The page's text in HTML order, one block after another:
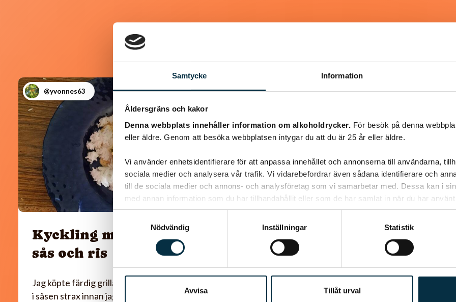
Samtycke Information
Åldersgräns och kakor
Denna webbplats innehåller information om alkoholdrycker. För besök på denna
eller äldre. Genom att besöka webbplatsen intygar du att du är 25 år eller äldre.
Vi använder enhetsidentifierare för att anpassa innehållet och annonserna till användarna,
sociala medier och analysera vår trafik. Vi vidarebefordrar även sådana identifierare och
till de sociala medier och annons- och analysföretag som vi samarbetar med. Dessa kan i
med annan information som du har tillhandahållit eller som de har samlat in när du har använt
Nödvändig
Inställningar Statistik
Avvisa Tillåt urval
@yvonnes63
Kyckling med paprika
sås och ris
Jag köpte färdig grillad kyckling som jag la ner
i såsen strax innan jag serverade.
@snuttan66
Chokladrulle
älskar den. Väldigt lätt att göra dessutom. i
det receptet jag hittade så var det halva…